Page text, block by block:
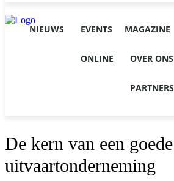
NIEUWS EVENTS MAGAZINE
ONLINE OVER ONS
PARTNERS
De kern van een goede
uitvaartonderneming